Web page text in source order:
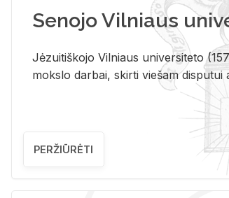
Senojo Vilniaus
Jėzuitiškojo Vilniaus universiteto
mokslo darbai, skirti viešam disputui
PERŽIŪRĖTI